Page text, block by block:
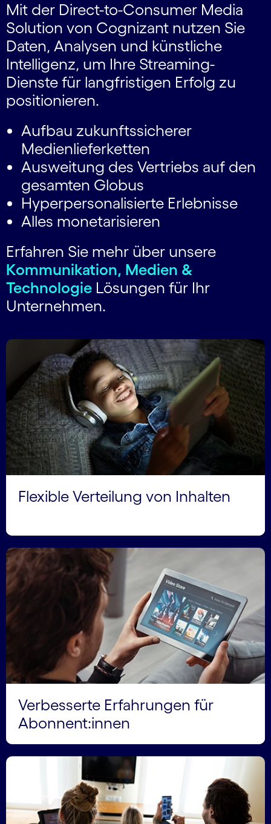
Mit der Direct-to-Consumer Media
Solution von Cognizant nutzen Sie
Daten, Analysen und künstliche
Intelligenz, um Ihre Streaming-
Dienste für langfristigen Erfolg zu
positionieren.
Aufbau zukunftssicherer
Medienlieferketten
Ausweitung des Vertriebs auf den
gesamten Globus
Hyperpersonalisierte Erlebnisse
Alles monetarisieren
Erfahren Sie mehr über unsere
Kommunikation, Medien &
Technologie Lösungen für Ihr
Unternehmen.
Flexible Verteilung von Inhalten
Verbesserte Erfahrungen für
Abonnent:innen